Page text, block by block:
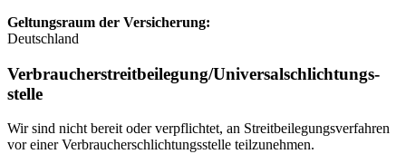
Geltungsraum der Versicherung:
Deutschland
Verbraucher­streit­beilegung/Universal­schlichtungs­
stelle
Wir sind nicht bereit oder verpflichtet, an Streitbeilegungsverfahren
vor einer Verbraucherschlichtungsstelle teilzunehmen.